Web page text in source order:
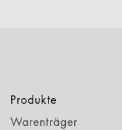
Produkte
Warenträger